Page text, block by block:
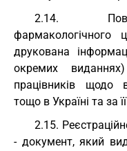
2.14.
друкована
окремих
працівників щодо
тощо в Україні та за
2.15.
- документ, який